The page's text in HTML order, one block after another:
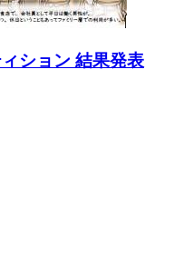
ション 結果発表